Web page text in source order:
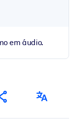
em áudio.